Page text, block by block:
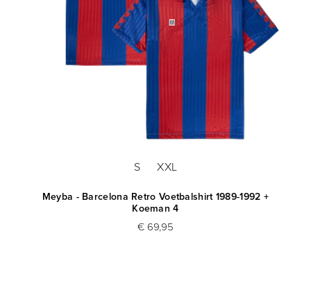
S XXL
Meyba - Barcelona Retro Voetbalshirt 1989-1992 +
Koeman 4
€ 69,95